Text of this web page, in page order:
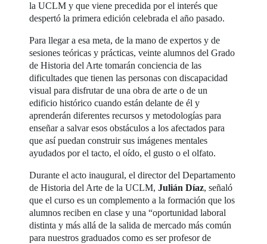
la UCLM y que viene precedida por el interés que
despertó la primera edición celebrada el año pasado.
Para llegar a esa meta, de la mano de expertos y de
sesiones teóricas y prácticas, veinte alumnos del Grado
de Historia del Arte tomarán conciencia de las
dificultades que tienen las personas con discapacidad
visual para disfrutar de una obra de arte o de un
edificio histórico cuando están delante de él y
aprenderán diferentes recursos y metodologías para
enseñar a salvar esos obstáculos a los afectados para
que así puedan construir sus imágenes mentales
ayudados por el tacto, el oído, el gusto o el olfato.
Durante el acto inaugural, el director del Departamento
de Historia del Arte de la UCLM,Julián Díaz, señaló
que el curso es un complemento a la formación que los
alumnos reciben en clase y una “oportunidad laboral
distinta y más allá de la salida de mercado más común
para nuestros graduados como es ser profesor de